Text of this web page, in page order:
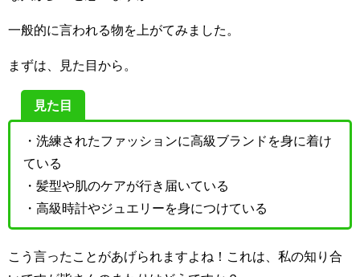
一般的に言われる物を上がてみました。
まずは、見た目から。
見た目
・洗練されたファッションに高級ブランドを身に着け
ている
・髪型や肌のケアが行き届いている
・高級時計やジュエリーを身につけている
こう言ったことがあげられますよね！これは、私の知り合